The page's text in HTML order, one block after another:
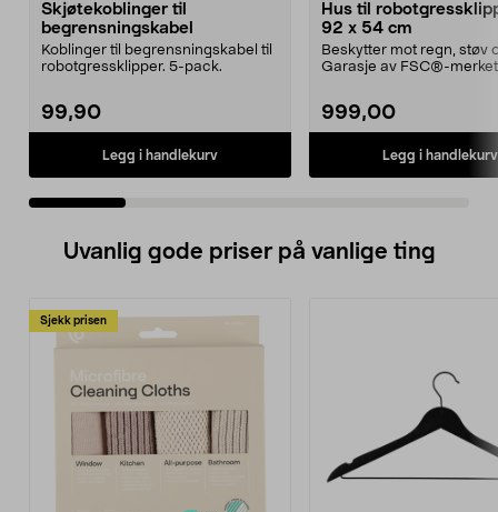
Skjøtekoblinger til
begrensningskabel
Koblinger til begrensningskabel til
robotgressklipper. 5-pack.
99,90
Legg i handlekurv
Hus til
92 x 54 cm
Beskytter mot regn, støv
Garasje av FSC®-
999,00
Legg i handlekurv
Uvanlig gode priser på vanlige ting
Sjekk prisen